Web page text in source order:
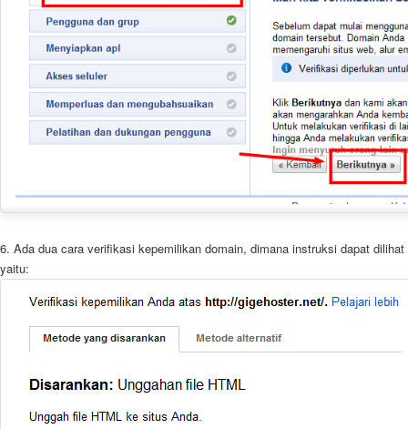
6. Ada dua cara verifikasi kepemilikan domain, dimana instruksi dapat
yaitu: